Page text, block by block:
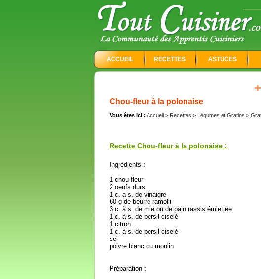
ACCUEIL RECETTES ASTUCES
Chou-fleur à la polonaise
Vous êtes ici : Accueil > Recettes > Légumes et Gratins >
Recette Chou-fleur à la polonaise :
Ingrédients :
1 chou-fleur
2 oeufs durs
1 c. a s. de vinaigre
60 g de beurre ramolli
3 c. à s. de mie ou de pain rassis émiettée
1 c. à s. de persil ciselé
1 citron
1 c. à s. de persil ciselé
sel
poivre blanc du moulin
Préparation :